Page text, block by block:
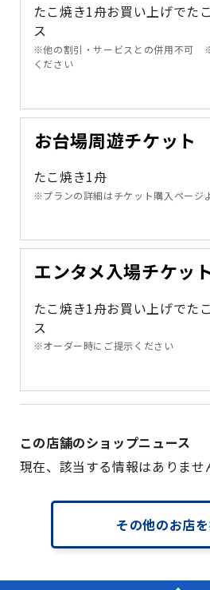
たこ焼き1舟お買い上げでた
ス
※他の割引・サービスとの併用不可
ください
お台場周遊チケット
たこ焼き1舟
※プランの詳細はチケット購入ページ
エンタメ入場チケッ
たこ焼き1舟お買い上げでた
ス
※オーダー時にご提示ください
この店舗のショップニュース
現在、該当する情報はありませ
その他のお店